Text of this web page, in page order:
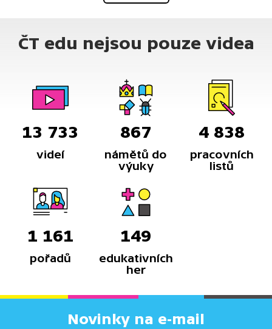
ČT edu nejsou pouze videa
13 733
videí
867
námětů do
výuky
4 838
pracovních
listů
1 161
pořadů
149
edukativních
her
Novinky na e-mail